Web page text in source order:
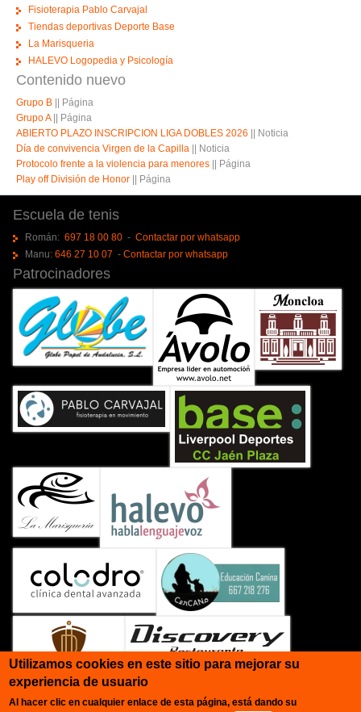
Fisioterapia Pablo Carvajal
Tiendas deportivas Deporte Base
La Marisqueria
HALEVO Logopedia y Psicología
Contenido nuevo
Grupo B
Página
Grupo A
Página
ABIERTO PLAZO INSCRIPCION LIGA DOBLES 2026
Noticia
Día de convivencia Virgen de la Capilla
Noticia
Protocolo frente a la violencia para menores
Página
Play off División de Honor
Página
Escuela de tenis
Román: 697 18 00 80- Contactar por whatsapp
Manu: 646 27 10 07 - Contactar por whatsapp
Patrocinadores
Utilizamos cookies en este sitio para mejorar su
experiencia de usuario
Al hacer clic en cualquier enlace de esta página, está dando su